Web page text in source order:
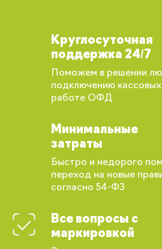
Круглосуточная
поддержка 24/7
Поможем в решении
подключению
работе ОФД
Минимальные
затраты
Быстро и недорого
переход на новые
согласно 54-ФЗ
Все вопросы с
маркировкой